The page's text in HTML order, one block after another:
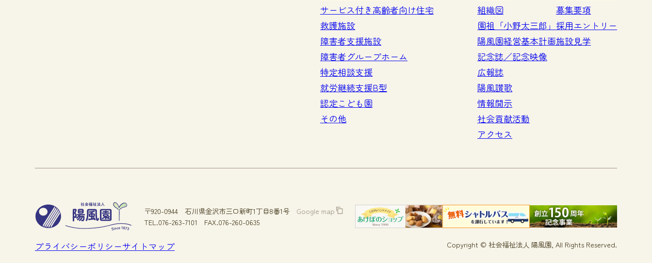
サービス付き高齢者向け住宅
救護施設
障害者支援施設
障害者グループホーム
特定相談支援
就労継続支援B型
認定こども園
その他
組織図
園祖「小野太三郎」
陽風園経営基本計画
記念誌／記念映像
広報誌
陽風讃歌
情報開示
社会貢献活動
アクセス
募集要項
採用エントリー
施設見学
〒920-0944 石川県金沢市三口新町1丁目8番1号
Google map
TEL.076-263-7101
FAX.076-260-0635
プライバシーポリシーサイトマップ Copyright © 社会福祉法人 陽風園, All Rights Reserved.